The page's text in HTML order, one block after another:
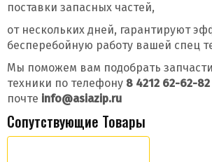
поставки запасных частей,
от нескольких дней, гарантируют
бесперебойную работу вашей спец
Мы поможем вам подобрать запчасти
техники по телефону 8 4212 62-62-82
почте info@asiazip.ru
Сопутствующие Товары